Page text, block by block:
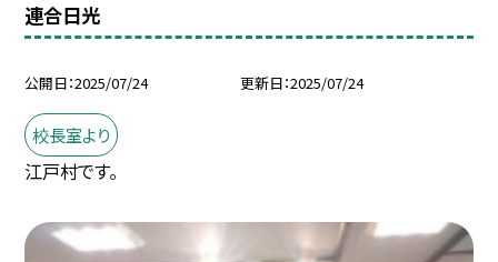
連合日光
公開日 2025/07/24 更新日 2025/07/24
校長室より
江戸村です。